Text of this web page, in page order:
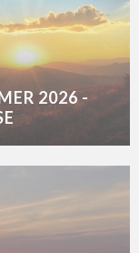
2026 -